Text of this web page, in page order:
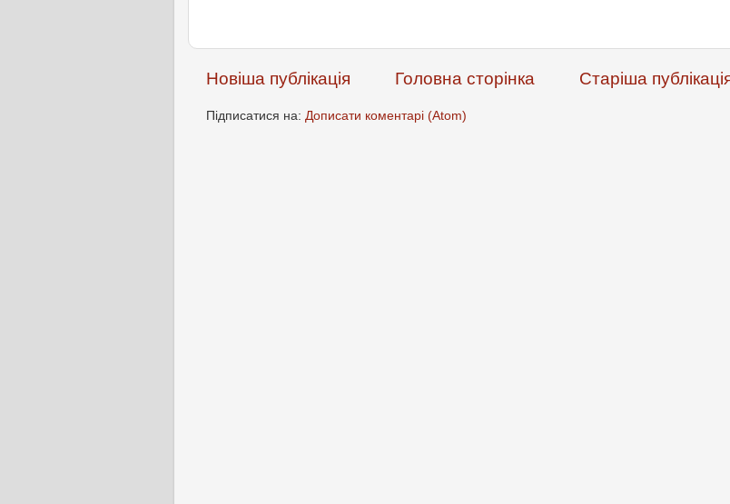
Новіша публікація Старіша
Головна сторінка
Підписатися на: Дописати коментарі (Atom)